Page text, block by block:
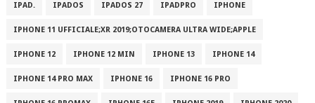
IPAD. IPADOS IPADOS 27 IPADPRO IPHONE
IPHONE 11 UFFICIALE;XR 2019;OTOCAMERA ULTRA WIDE;APPLE
IPHONE 12 IPHONE 12 MIN IPHONE 13 IPHONE 14
IPHONE 14 PRO MAX IPHONE 16 IPHONE 16 PRO